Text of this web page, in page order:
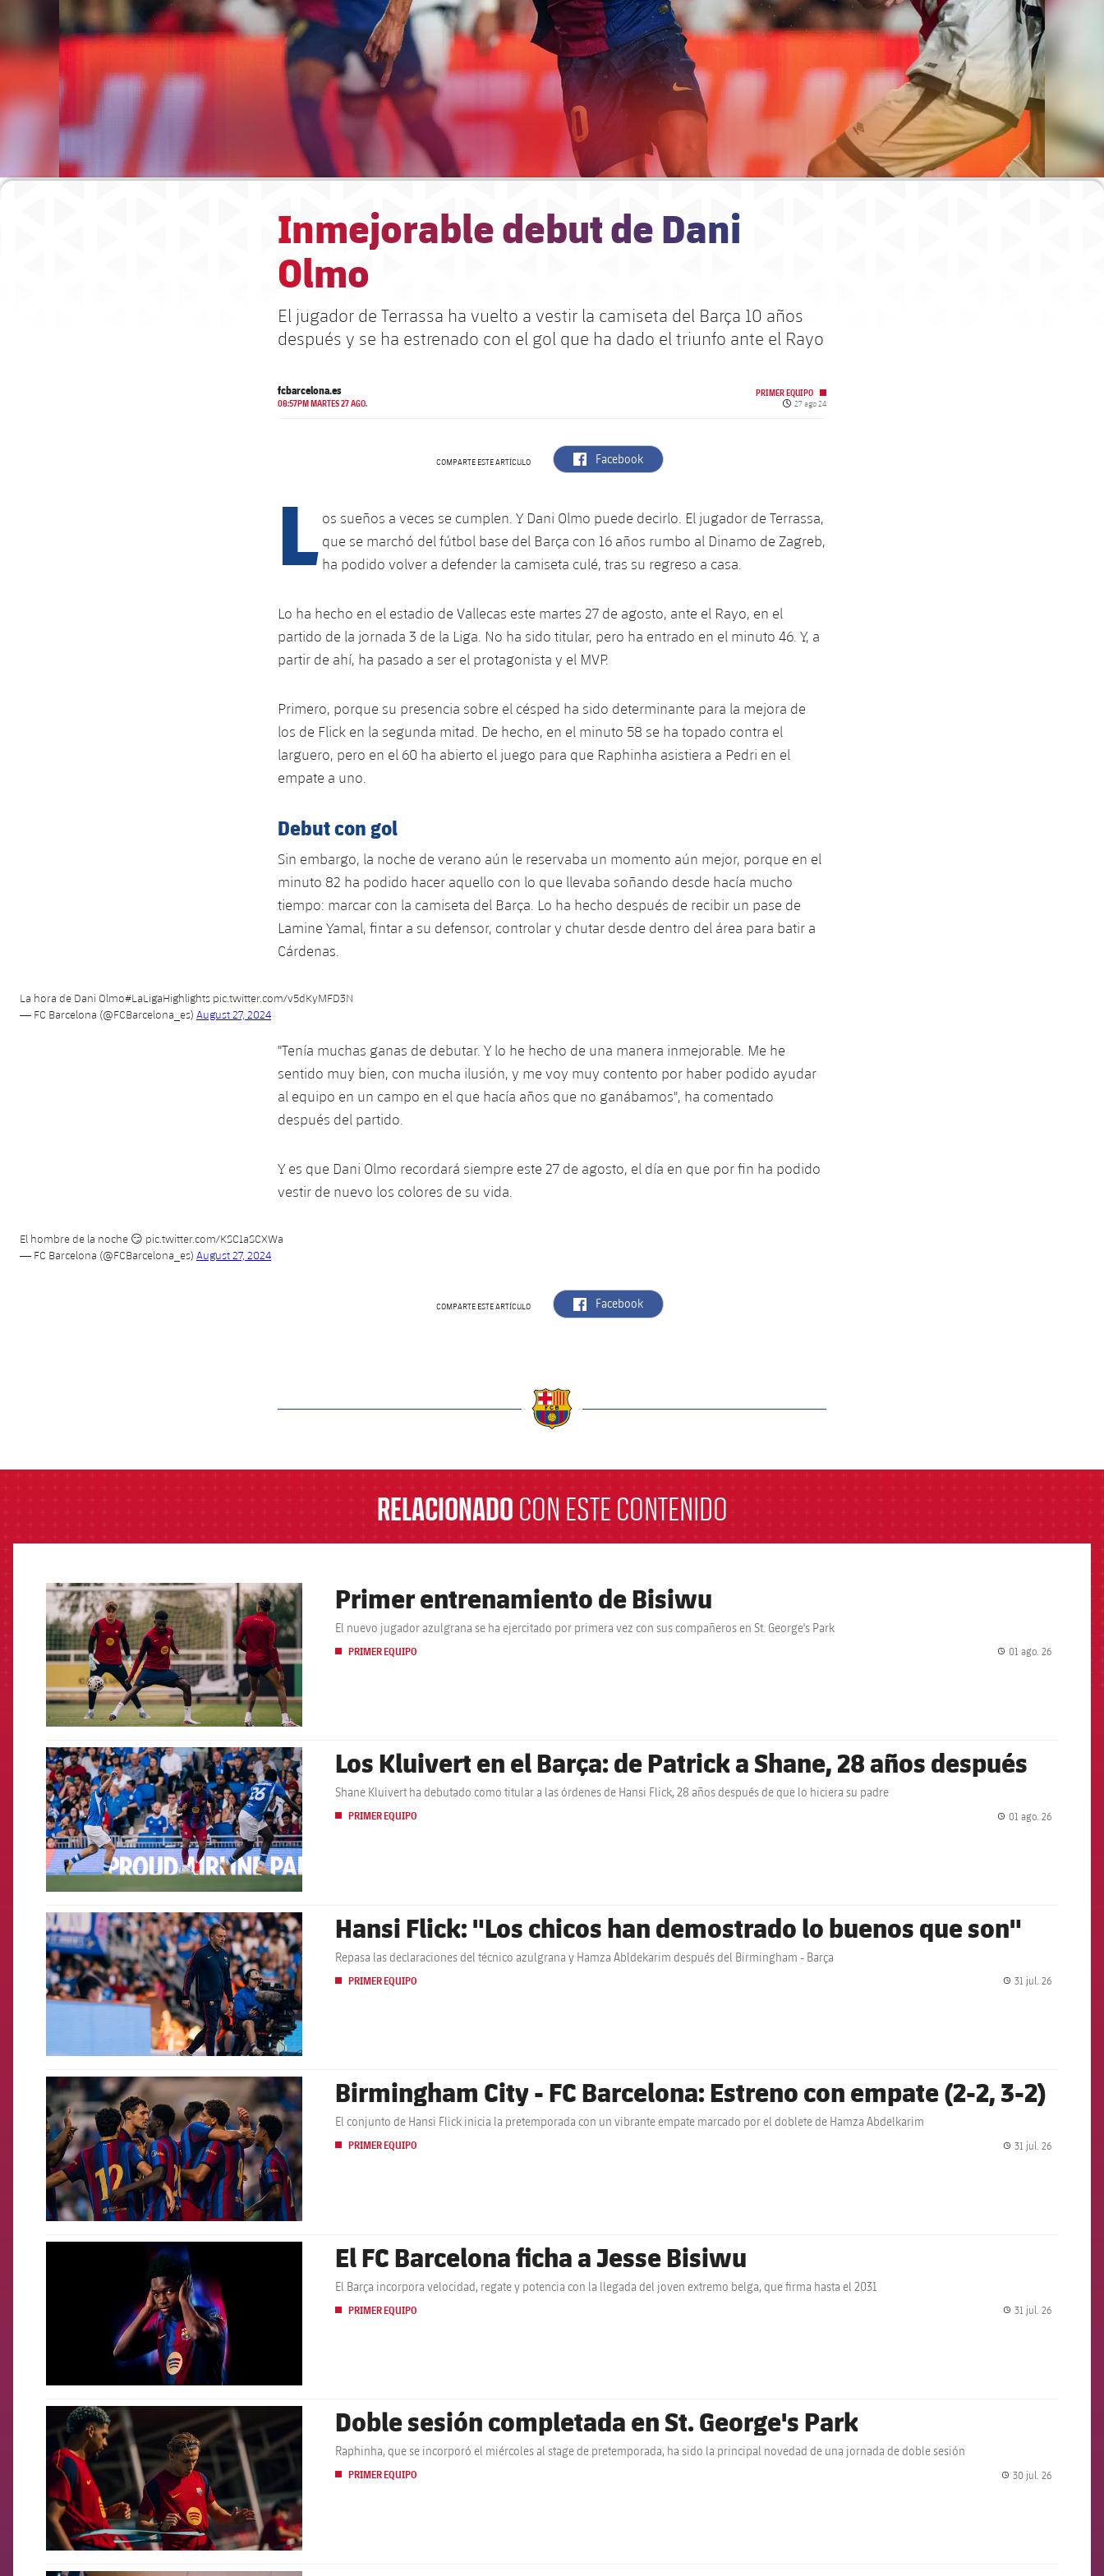
Inmejorable debut de Dani
Olmo
El jugador de Terrassa ha vuelto a vestir la camiseta del Barça 10 años
después y se ha estrenado con el gol que ha dado el triunfo ante el Rayo
fcbarcelona.es
08:57PM MARTES 27 AGO.
PRIMER EQUIPO
Fecha de publicación
27 ago 24
COMPARTE ESTE ARTÍCULO label.aria.facebook
Facebook
L os sueños a veces se cumplen. Y Dani Olmo puede decirlo. El jugador de Terrassa,
que se marchó del fútbol base del Barça con 16 años rumbo al Dinamo de Zagreb,
ha podido volver a defender la camiseta culé, tras su regreso a casa.
Lo ha hecho en el estadio de Vallecas este martes 27 de agosto, ante el Rayo, en el
partido de la jornada 3 de la Liga. No ha sido titular, pero ha entrado en el minuto 46. Y, a
partir de ahí, ha pasado a ser el protagonista y el MVP.
Primero, porque su presencia sobre el césped ha sido determinante para la mejora de
los de Flick en la segunda mitad. De hecho, en el minuto 58 se ha topado contra el
larguero, pero en el 60 ha abierto el juego para que Raphinha asistiera a Pedri en el
empate a uno.
Debut con gol
Sin embargo, la noche de verano aún le reservaba un momento aún mejor, porque en el
minuto 82 ha podido hacer aquello con lo que llevaba soñando desde hacía mucho
tiempo: marcar con la camiseta del Barça. Lo ha hecho después de recibir un pase de
Lamine Yamal, fintar a su defensor, controlar y chutar desde dentro del área para batir a
Cárdenas.
La hora de Dani Olmo#LaLigaHighlights pic.twitter.com/v5dKyMFD3N
— FC Barcelona (@FCBarcelona_es) August 27, 2024
"Tenía muchas ganas de debutar. Y lo he hecho de una manera inmejorable. Me he
sentido muy bien, con mucha ilusión, y me voy muy contento por haber podido ayudar
al equipo en un campo en el que hacía años que no ganábamos", ha comentado
después del partido.
Y es que Dani Olmo recordará siempre este 27 de agosto, el día en que por fin ha podido
vestir de nuevo los colores de su vida.
El hombre de la noche 😏 pic.twitter.com/KSC1aSCXWa
— FC Barcelona (@FCBarcelona_es) August 27, 2024
COMPARTE ESTE ARTÍCULO label.aria.facebook
Facebook
RELACIONADO CON ESTE CONTENIDO
FCB Barcelona badge Primer entrenamiento de Bisiwu
El nuevo jugador azulgrana se ha ejercitado por primera vez con sus compañeros en St. George's Park
PRIMER EQUIPO 01 ago. 26
FCB Barcelona badge Los Kluivert en el Barça: de Patrick a Shane, 28 años después
Shane Kluivert ha debutado como titular a las órdenes de Hansi Flick, 28 años después de que lo hiciera su padre
PRIMER EQUIPO 01 ago. 26
FCB Barcelona badge Hansi Flick: "Los chicos han demostrado lo buenos que son"
Repasa las declaraciones del técnico azulgrana y Hamza Abldekarim después del Birmingham - Barça
PRIMER EQUIPO 31 jul. 26
FCB Barcelona badge Birmingham City - FC Barcelona: Estreno con empate (2-2, 3-2)
El conjunto de Hansi Flick inicia la pretemporada con un vibrante empate marcado por el doblete de Hamza Abdelkarim
PRIMER EQUIPO 31 jul. 26
El FC Barcelona ficha a Jesse Bisiwu
El Barça incorpora velocidad, regate y potencia con la llegada del joven extremo belga, que firma hasta el 2031
PRIMER EQUIPO 31 jul. 26
FCB Barcelona badge Doble sesión completada en St. George's Park
Raphinha, que se incorporó el miércoles al stage de pretemporada, ha sido la principal novedad de una jornada de doble sesión
PRIMER EQUIPO 30 jul. 26